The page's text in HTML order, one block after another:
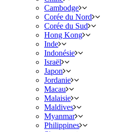
Cambodge
Corée du Nord
Corée du Sud
Hong Kong
Inde
Indonésie
Israël
Japon
Jordanie
Macau
Malaisie
Maldives
Myanmar
Philippines